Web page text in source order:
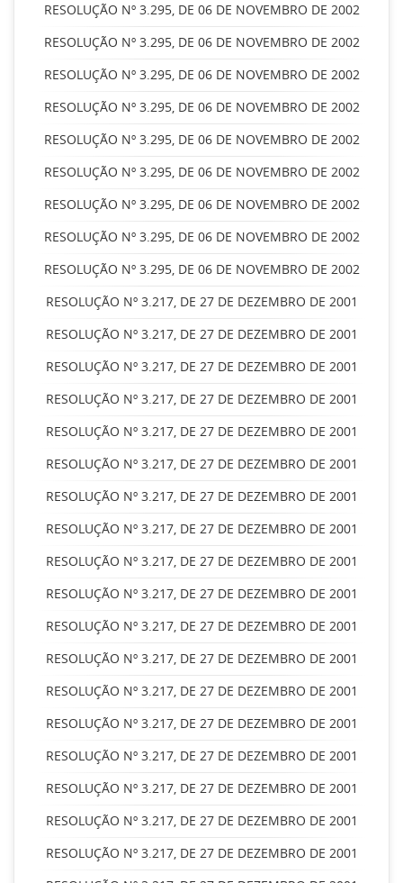
RESOLUÇÃO Nº 3.295, DE 06 DE NOVEMBRO DE 2002
RESOLUÇÃO Nº 3.295, DE 06 DE NOVEMBRO DE 2002
RESOLUÇÃO Nº 3.295, DE 06 DE NOVEMBRO DE 2002
RESOLUÇÃO Nº 3.295, DE 06 DE NOVEMBRO DE 2002
RESOLUÇÃO Nº 3.295, DE 06 DE NOVEMBRO DE 2002
RESOLUÇÃO Nº 3.295, DE 06 DE NOVEMBRO DE 2002
RESOLUÇÃO Nº 3.295, DE 06 DE NOVEMBRO DE 2002
RESOLUÇÃO Nº 3.295, DE 06 DE NOVEMBRO DE 2002
RESOLUÇÃO Nº 3.295, DE 06 DE NOVEMBRO DE 2002
RESOLUÇÃO Nº 3.217, DE 27 DE DEZEMBRO DE 2001
RESOLUÇÃO Nº 3.217, DE 27 DE DEZEMBRO DE 2001
RESOLUÇÃO Nº 3.217, DE 27 DE DEZEMBRO DE 2001
RESOLUÇÃO Nº 3.217, DE 27 DE DEZEMBRO DE 2001
RESOLUÇÃO Nº 3.217, DE 27 DE DEZEMBRO DE 2001
RESOLUÇÃO Nº 3.217, DE 27 DE DEZEMBRO DE 2001
RESOLUÇÃO Nº 3.217, DE 27 DE DEZEMBRO DE 2001
RESOLUÇÃO Nº 3.217, DE 27 DE DEZEMBRO DE 2001
RESOLUÇÃO Nº 3.217, DE 27 DE DEZEMBRO DE 2001
RESOLUÇÃO Nº 3.217, DE 27 DE DEZEMBRO DE 2001
RESOLUÇÃO Nº 3.217, DE 27 DE DEZEMBRO DE 2001
RESOLUÇÃO Nº 3.217, DE 27 DE DEZEMBRO DE 2001
RESOLUÇÃO Nº 3.217, DE 27 DE DEZEMBRO DE 2001
RESOLUÇÃO Nº 3.217, DE 27 DE DEZEMBRO DE 2001
RESOLUÇÃO Nº 3.217, DE 27 DE DEZEMBRO DE 2001
RESOLUÇÃO Nº 3.217, DE 27 DE DEZEMBRO DE 2001
RESOLUÇÃO Nº 3.217, DE 27 DE DEZEMBRO DE 2001
RESOLUÇÃO Nº 3.217, DE 27 DE DEZEMBRO DE 2001